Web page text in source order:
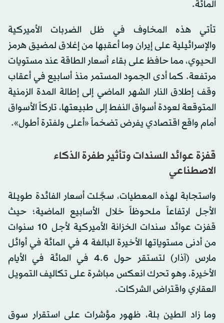
المائة.
تأتي هذه المخاوف في ظل الضربات الأميركية
والإسرائيلية على إيران وما أعقبها من إغلاق لمضيق هرمز
الحيوي، مما حافظ على بقاء أسعار الطاقة عند مستويات
مرتفعة. كما أدى الجمود المستمر منذ أسابيع في أعقاب
وقف إطلاق النار الشهر الماضي إلى إطالة المدة الزمنية
المتوقعة لعودة أسواق النفط إلى طبيعتها، تاركاً الأسواق
أمام واقع اقتصادي يفرض تضخماً «أعلى ولفترة أطول».
قفزة عوائد السندات وتأثير طفرة الذكاء
الاصطناعي
واستجابة لهذه المعطيات، سجَّلت أسعار الفائدة طويلة
الأجل ارتفاعاً ملحوظاً خلال الأسابيع الماضية؛ حيث
قفزت عوائد سندات الخزانة الأميركية لأجل 10 سنوات
من أدنى مستوياتها الأخيرة البالغة 4 في المائة في أوائل
مارس (آذار) لتستقر حول 4.6 في المائة في الأيام
الأخيرة، وهو تحرك انعكس مباشرة على تكاليف التمويل
العقاري واقتراض الشركات.
وما زاد الطين بلة، ظهور مؤشرات على استقرار سوق